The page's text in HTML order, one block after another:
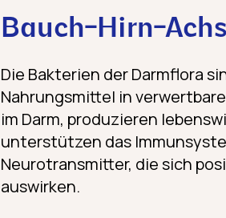
Bauch-Hirn-
Die Bakterien der Darmflora
Nahrungsmittel in
im Darm, produzieren
unterstützen das
Neurotransmitter, die sich
auswirken.